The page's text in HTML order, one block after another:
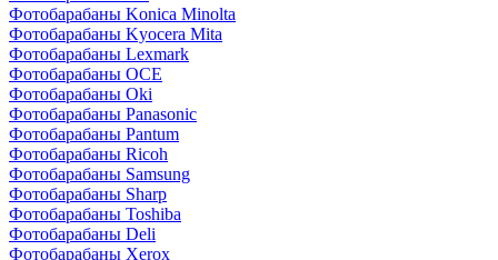
Фотобарабаны Konica Minolta
Фотобарабаны Kyocera Mita
Фотобарабаны Lexmark
Фотобарабаны OCE
Фотобарабаны Oki
Фотобарабаны Panasonic
Фотобарабаны Pantum
Фотобарабаны Ricoh
Фотобарабаны Samsung
Фотобарабаны Sharp
Фотобарабаны Toshiba
Фотобарабаны Deli
Фотобарабаны Xerox